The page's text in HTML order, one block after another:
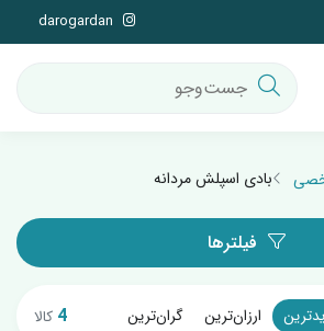
darogardan
بادی اسپلش مردانه
فیلترها
ارزان‌ترین گران‌ترین 4 کالا